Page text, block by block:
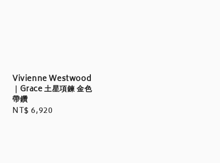
Vivienne Westwood
｜Grace 土星項鍊 金色
帶鑽
Regular
NT$ 6,920